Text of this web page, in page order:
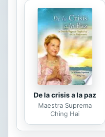
De la crisis a la paz
Maestra Suprema
Ching Hai